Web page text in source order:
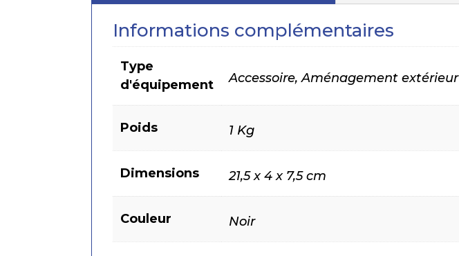
Informations complémentaires
Type
d'équipement
Accessoire, Aménagement extérieur
Poids 1 Kg
Dimensions 21,5 x 4 x 7,5 cm
Couleur Noir